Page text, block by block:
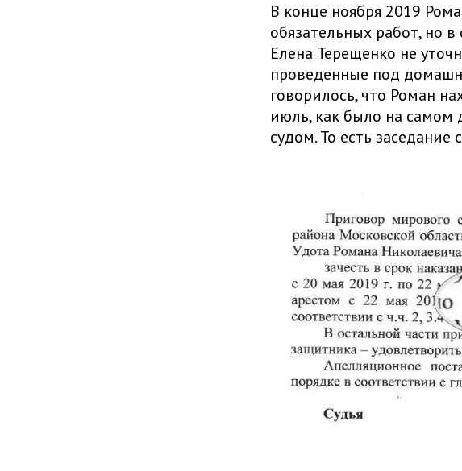
В конце ноября 2019
обязательных работ, но
Елена Терещенко не
проведенные под
говорилось, что Роман
июль, как было на самом
судом. То есть